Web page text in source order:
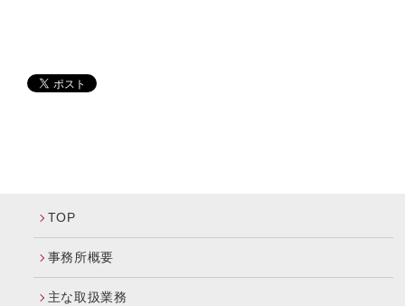
TOP
事務所概要
主な取扱業務